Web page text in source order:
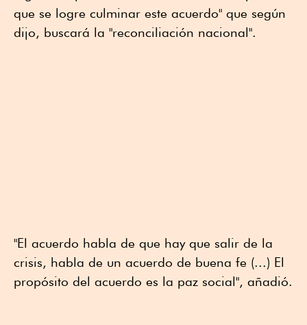
que se logre culminar este acuerdo" que según
dijo, buscará la "reconciliación nacional".
"El acuerdo habla de que hay que salir de la
crisis, habla de un acuerdo de buena fe (...) El
propósito del acuerdo es la paz social", añadió.